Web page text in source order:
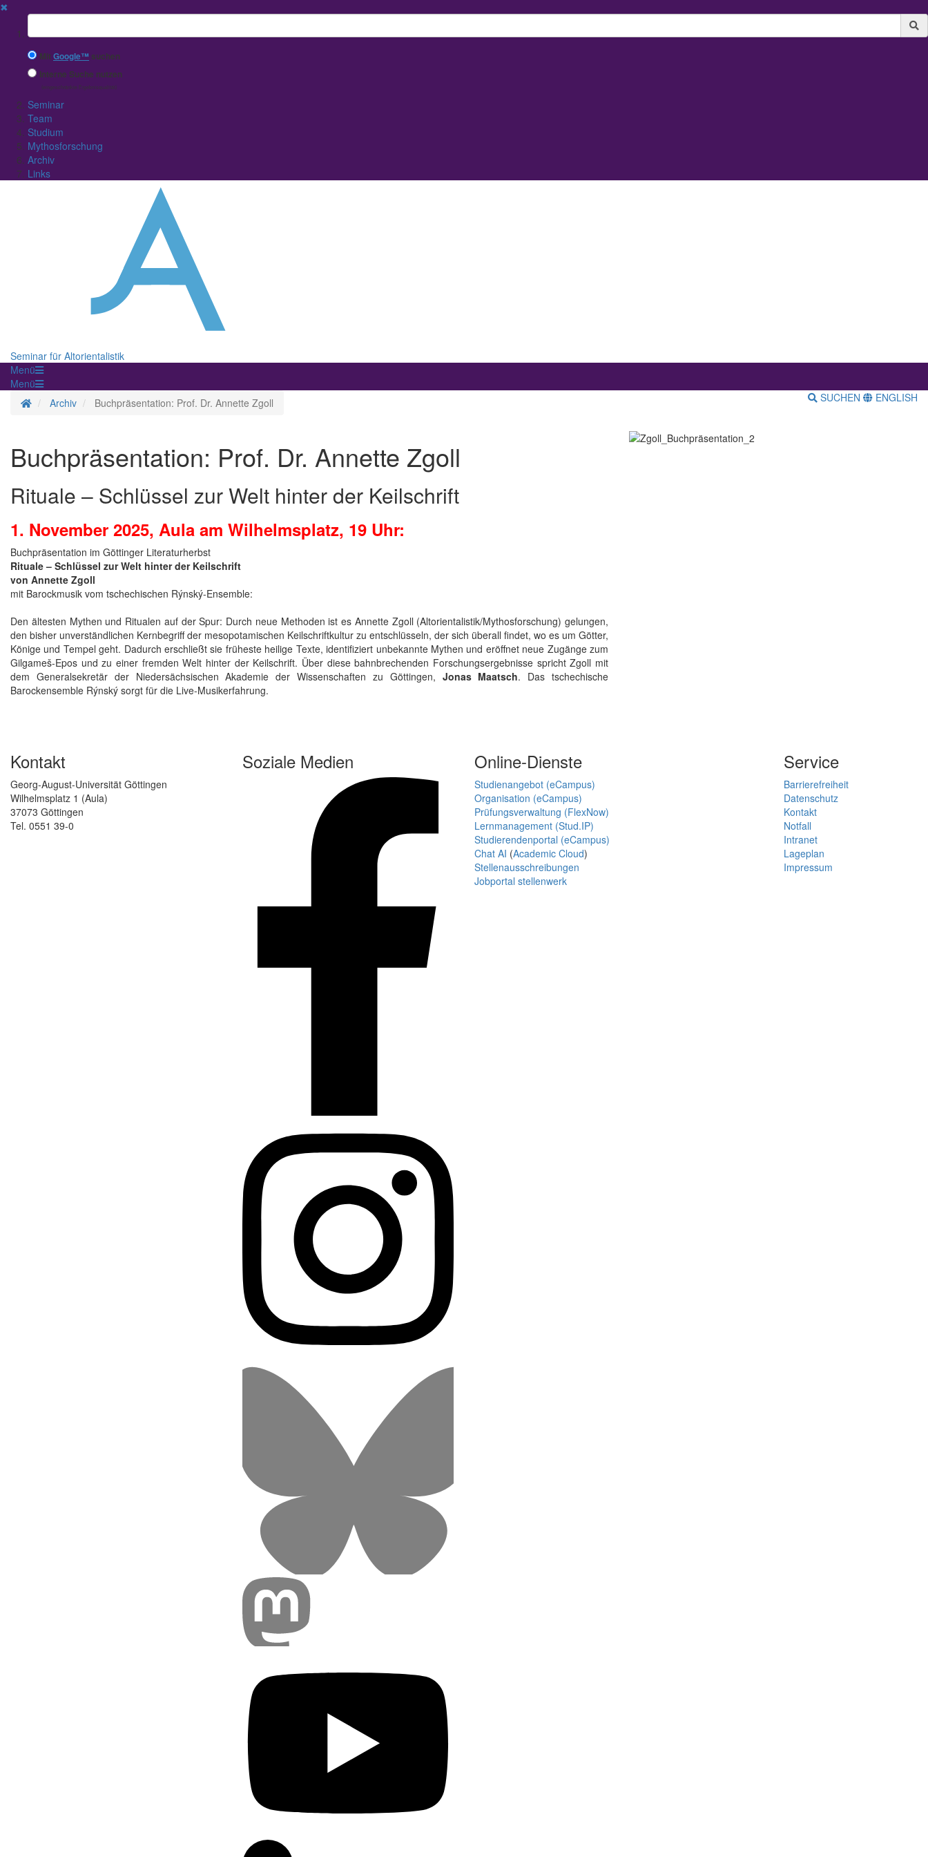
✖
Suchbegriff
MitGoogle™ suchen
Interne Suche nutzen
(eingeschränkte Ergebnisqualität)
Seminar
Team
Studium
Mythosforschung
Archiv
Links
Seminar für Altorientalistik
Menü
Menü
Startseite
Archiv Buchpräsentation: Prof. Dr. Annette Zgoll SUCHEN ENGLISH
Buchpräsentation: Prof. Dr. Annette Zgoll
Rituale – Schlüssel zur Welt hinter der Keilschrift
1. November 2025, Aula am Wilhelmsplatz, 19 Uhr:
Buchpräsentation im Göttinger Literaturherbst
Rituale – Schlüssel zur Welt hinter der Keilschrift
von Annette Zgoll
mit Barockmusik vom tschechischen Rýnský-Ensemble:
Den ältesten Mythen und Ritualen auf der Spur: Durch neue Methoden ist es Annette Zgoll (Altorientalistik/Mythosforschung) gelungen,
den bisher unverständlichen Kernbegriff der mesopotamischen Keilschriftkultur zu entschlüsseln, der sich überall findet, wo es um Götter,
Könige und Tempel geht. Dadurch erschließt sie früheste heilige Texte, identifiziert unbekannte Mythen und eröffnet neue Zugänge zum
Gilgameš-Epos und zu einer fremden Welt hinter der Keilschrift. Über diese bahnbrechenden Forschungsergebnisse spricht Zgoll mit
dem Generalsekretär der Niedersächsischen Akademie der Wissenschaften zu Göttingen, Jonas Maatsch. Das tschechische
Barockensemble Rýnský sorgt für die Live-Musikerfahrung.
Kontakt
Georg-August-Universität Göttingen
Wilhelmsplatz 1 (Aula)
37073 Göttingen
Tel. 0551 39-0
Soziale Medien Online-Dienste
Studienangebot (eCampus)
Organisation (eCampus)
Prüfungsverwaltung (FlexNow)
Lernmanagement (Stud.IP)
Studierendenportal (eCampus)
Chat AI (Academic Cloud)
Stellenausschreibungen
Jobportal stellenwerk
Service
Barrierefreiheit
Datenschutz
Kontakt
Notfall
Intranet
Lageplan
Impressum